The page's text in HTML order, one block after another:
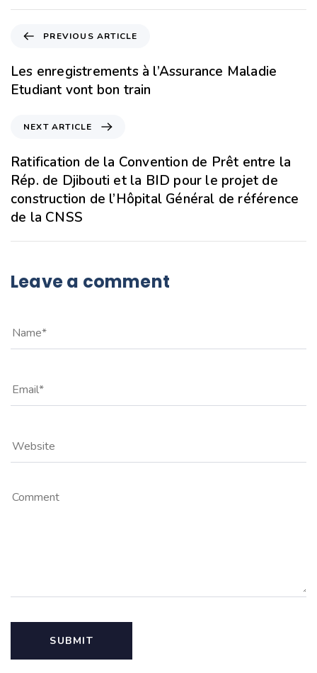
PREVIOUS ARTICLE
Les enregistrements à l’Assurance Maladie
Etudiant vont bon train
NEXT ARTICLE
Ratification de la Convention de Prêt entre la
Rép. de Djibouti et la BID pour le projet de
construction de l’Hôpital Général de référence
de la CNSS
Leave a comment